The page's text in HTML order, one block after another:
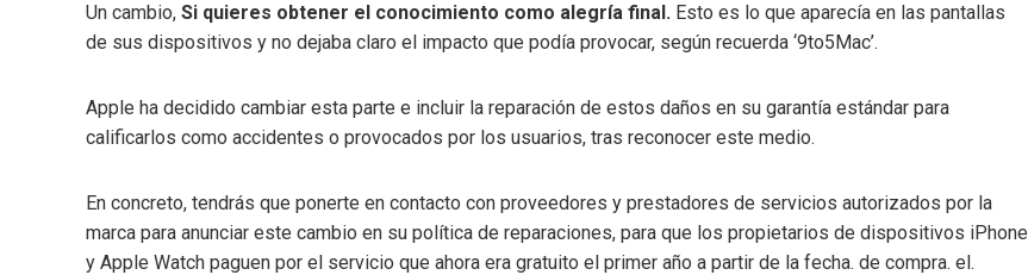
Un cambio, Si quieres obtener el conocimiento como alegría final. Esto es lo que aparecía en las pantallas
de sus dispositivos y no dejaba claro el impacto que podía provocar, según recuerda ‘9to5Mac’.
Apple ha decidido cambiar esta parte e incluir la reparación de estos daños en su garantía estándar para
calificarlos como accidentes o provocados por los usuarios, tras reconocer este medio.
En concreto, tendrás que ponerte en contacto con proveedores y prestadores de servicios autorizados por la
marca para anunciar este cambio en su política de reparaciones, para que los propietarios de dispositivos iPhone
y Apple Watch paguen por el servicio que ahora era gratuito el primer año a partir de la fecha. de compra. el.